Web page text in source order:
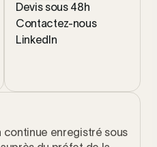
Devis sous 48h
Contactez-nous
LinkedIn
enregistré sous